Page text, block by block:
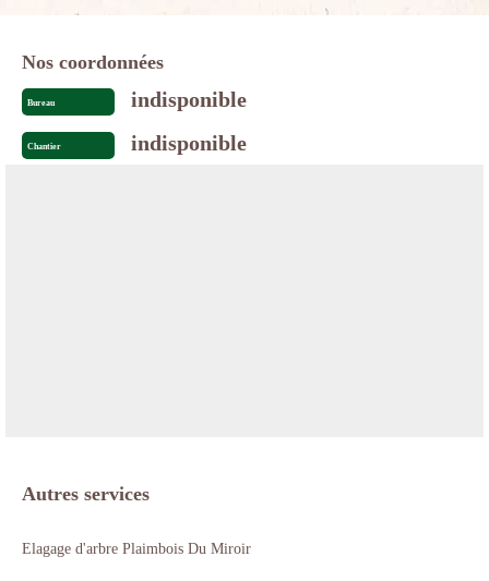
Nos coordonnées
Bureau indisponible
Chantier indisponible
Autres services
Elagage d'arbre Plaimbois Du Miroir